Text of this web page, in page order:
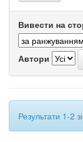
Вивести на
Автори
Результати 1-2